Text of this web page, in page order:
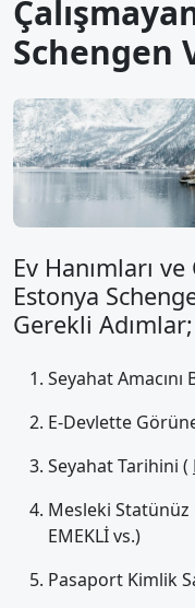
Schengen
Ev Hanımları
Estonya
Gerekli Adımlar;
Seyahat Amacını
E-Devlette
Seyahat Tarihini (
Mesleki Statünüz
EMEKLİ vs.)
Pasaport Kimlik